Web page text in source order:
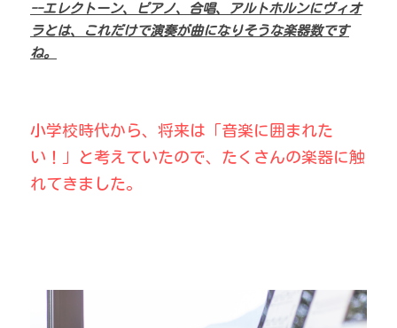
--エレクトーン、ピアノ、合唱、アルトホルンにヴィオ
ラとは、これだけで演奏が曲になりそうな楽器数です
ね。
小学校時代から、将来は「音楽に囲まれた
い！」と考えていたので、たくさんの楽器に触
れてきました。